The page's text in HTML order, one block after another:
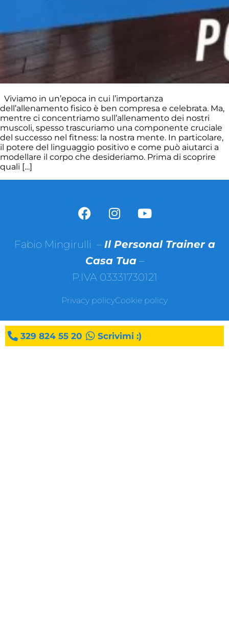
Viviamo in un’epoca in cui l’importanza
dell’allenamento fisico è ben compresa e celebrata. Ma,
mentre ci concentriamo sull’allenamento dei nostri
muscoli, spesso trascuriamo una componente cruciale
del successo nel fitness: la nostra mente. In particolare,
il potere del linguaggio positivo e come può aiutarci a
modellare il corpo che desideriamo. Prima di scoprire
quali […]
Fabio Mingirulli – Il Personal Trainer a
Casa Tua–
P.IVA 03331730121
Privacy policyCookie policy
329 824 55 20 Scrivimi :)